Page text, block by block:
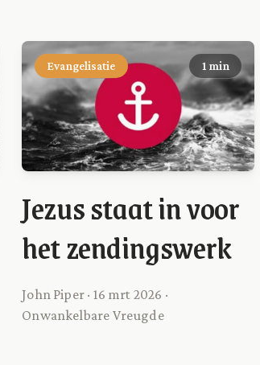
Evangelisatie 1 min
Jezus staat in voor
het zendingswerk
John Piper · 16 mrt 2026 ·
Onwankelbare Vreugde